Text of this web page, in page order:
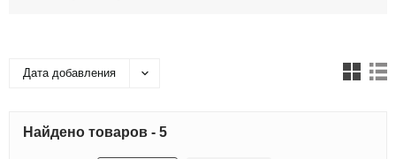
Дата добавления
Найдено товаров - 5